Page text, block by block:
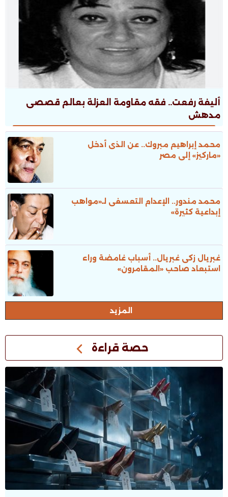
أليفة رفعت.. فقه مقاومة العزلة بعالم قصصى
مدهش
محمد إبراهيم مبروك.. عن الذى أدخل
«ماركيز» إلى مصر
محمد مندور.. الإعدام التعسفى لـ«مواهب
إبداعية كثيرة»
غبريال زكى غبريال.. أسباب غامضة وراء
استبعاد صاحب «المقامرون»
المزيد
حصة قراءة